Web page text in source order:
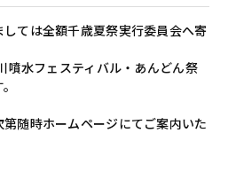
ては全額千歳夏祭実行委員会へ寄
水フェスティバル・あんどん祭
随時ホームページにてご案内いた